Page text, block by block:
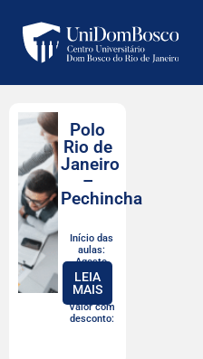
Polo
Rio de
Janeiro
–
Pechincha
Início das
aulas:
Agosto,
2026
Valor com
desconto:
LEIA
MAIS